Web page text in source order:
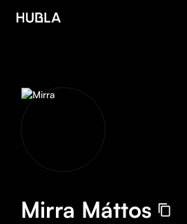
Mirra Máttos